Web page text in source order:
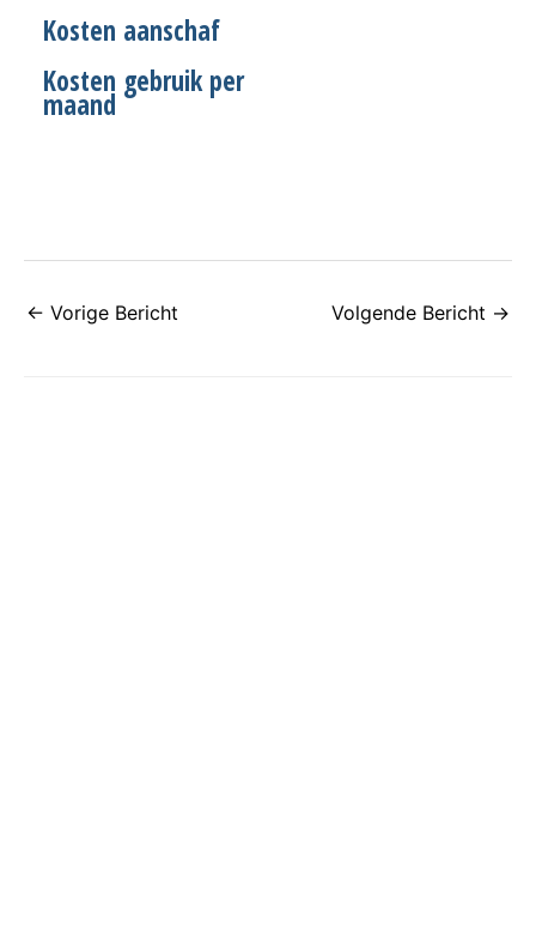
Kosten aanschaf
Kosten gebruik per
maand
← Vorige Bericht Volgende Bericht →